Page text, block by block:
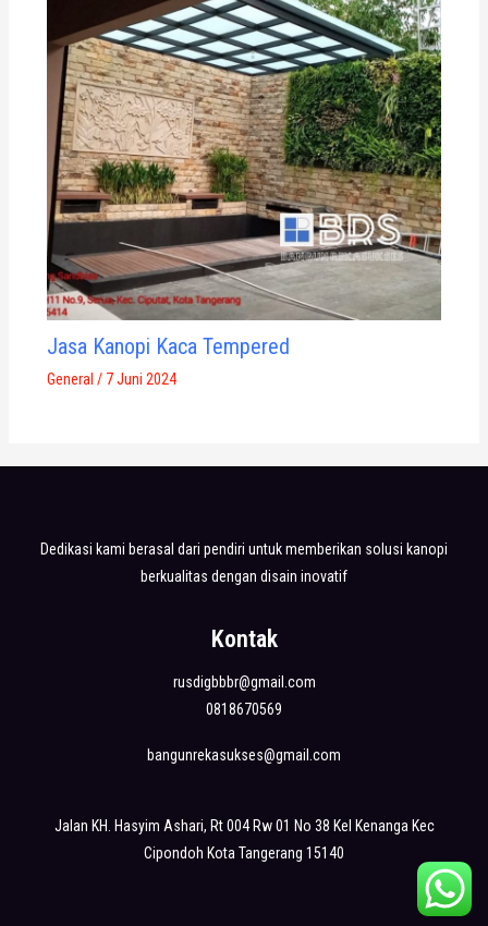
Jasa Kanopi Kaca Tempered
General / 7 Juni 2024
Dedikasi kami berasal dari pendiri untuk memberikan solusi kanopi
berkualitas dengan disain inovatif
Kontak
rusdigbbbr@gmail.com
0818670569
bangunrekasukses@gmail.com
Jalan KH. Hasyim Ashari, Rt 004 Rw 01 No 38 Kel Kenanga Kec
Cipondoh Kota Tangerang 15140